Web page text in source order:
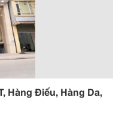
Hàng Điếu, Hàng Da,